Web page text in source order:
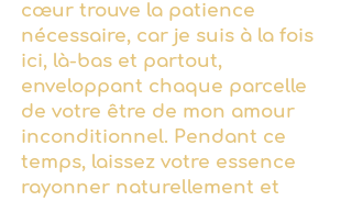
cœur trouve la patience
nécessaire, car je suis à la fois
ici, là-bas et partout,
enveloppant chaque parcelle
de votre être de mon amour
inconditionnel. Pendant ce
temps, laissez votre essence
rayonner naturellement et